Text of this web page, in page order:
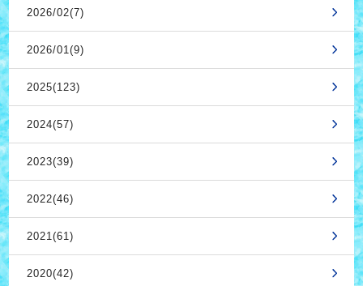
2026/02(7)
2026/01(9)
2025(123)
2024(57)
2023(39)
2022(46)
2021(61)
2020(42)